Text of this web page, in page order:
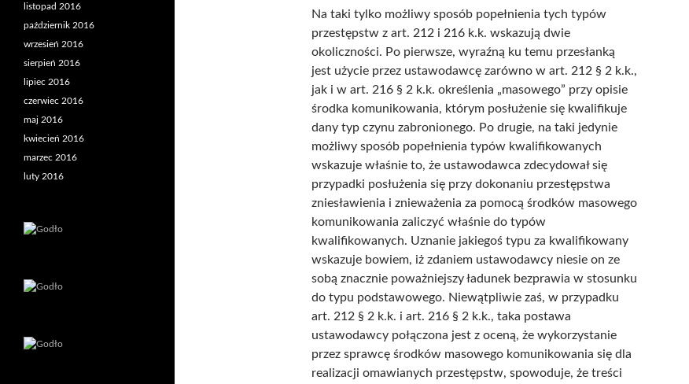
Na taki tylko możliwy sposób popełnienia tych typów
przestępstw z art. 212 i 216 k.k. wskazują dwie
okoliczności. Po pierwsze, wyraźną ku temu przesłanką
jest użycie przez ustawodawcę zarówno w art. 212 § 2 k.k.,
jak i w art. 216 § 2 k.k. określenia „masowego” przy opisie
środka komunikowania, którym posłużenie się kwalifikuje
dany typ czynu zabronionego. Po drugie, na taki jedynie
możliwy sposób popełnienia typów kwalifikowanych
wskazuje właśnie to, że ustawodawca zdecydował się
przypadki posłużenia się przy dokonaniu przestępstwa
zniesławienia i znieważenia za pomocą środków masowego
komunikowania zaliczyć właśnie do typów
kwalifikowanych. Uznanie jakiegoś typu za kwalifikowany
wskazuje bowiem, iż zdaniem ustawodawcy niesie on ze
sobą znacznie poważniejszy ładunek bezprawia w stosunku
do typu podstawowego. Niewątpliwie zaś, w przypadku
art. 212 § 2 k.k. i art. 216 § 2 k.k., taka postawa
ustawodawcy połączona jest z oceną, że wykorzystanie
przez sprawcę środków masowego komunikowania się dla
realizacji omawianych przestępstw, spowoduje, że treści
listopad 2016
październik 2016
wrzesień 2016
sierpień 2016
lipiec 2016
czerwiec 2016
maj 2016
kwiecień 2016
marzec 2016
luty 2016